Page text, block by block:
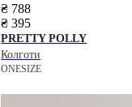
₴ 788
₴ 395
PRETTY POLLY
Колготи
ONESIZE